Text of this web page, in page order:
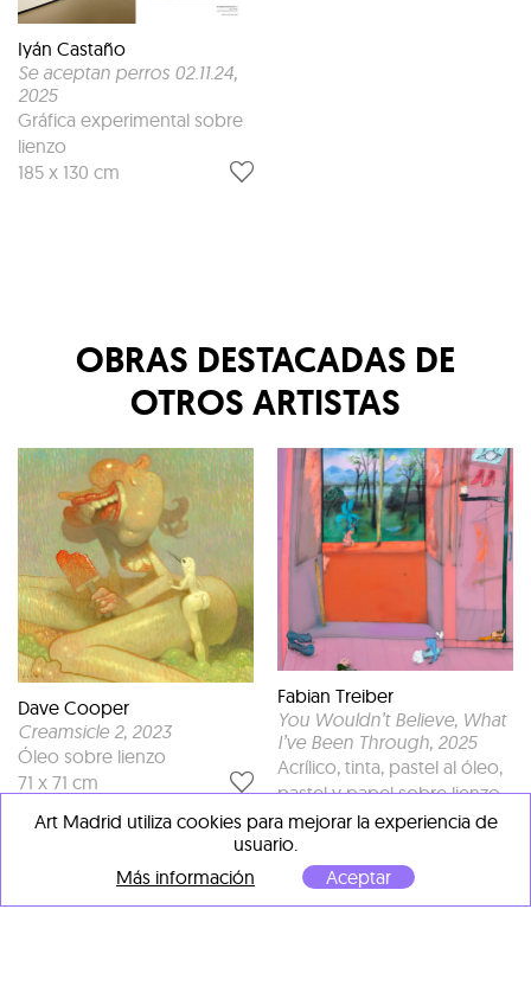
Iyán Castaño
Se aceptan perros 02.11.24,
2025
Gráfica experimental sobre
lienzo
185 x 130 cm
OBRAS DESTACADAS DE
OTROS ARTISTAS
Dave Cooper
Creamsicle 2, 2023
Óleo sobre lienzo
71 x 71 cm
Fabian Treiber
You Wouldn’t Believe, What
I’ve Been Through, 2025
Acrílico, tinta, pastel al óleo,
pastel y papel sobre lienzo
170 x 180 cm
Art Madrid utiliza cookies para mejorar la experiencia de
usuario.
Más información
Aceptar